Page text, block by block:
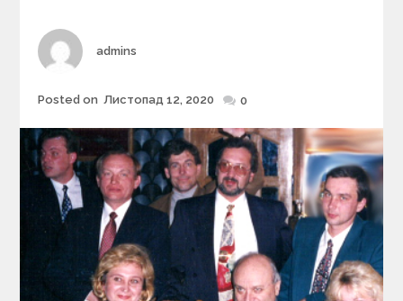
Author
admins
Posted
Posted on Листопад 12, 2020 0